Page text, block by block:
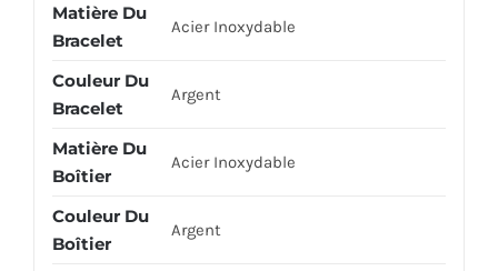
Matière Du
Bracelet
Acier Inoxydable
Couleur Du
Bracelet
Argent
Matière Du
Boîtier
Acier Inoxydable
Couleur Du
Boîtier
Argent